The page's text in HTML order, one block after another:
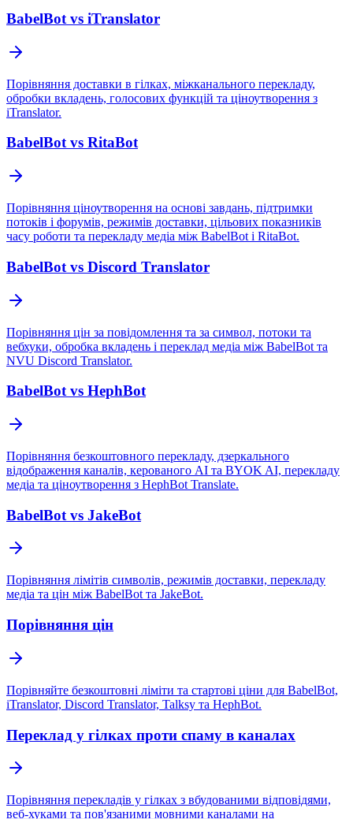
BabelBot vs iTranslator
Порівняння доставки в гілках, міжканального перекладу,
обробки вкладень, голосових функцій та ціноутворення з
iTranslator.
BabelBot vs RitaBot
Порівняння ціноутворення на основі завдань, підтримки
потоків і форумів, режимів доставки, цільових показників
часу роботи та перекладу медіа між BabelBot і RitaBot.
BabelBot vs Discord Translator
Порівняння цін за повідомлення та за символ, потоки та
вебхуки, обробка вкладень і переклад медіа між BabelBot та
NVU Discord Translator.
BabelBot vs HephBot
Порівняння безкоштовного перекладу, дзеркального
відображення каналів, керованого AI та BYOK AI, перекладу
медіа та ціноутворення з HephBot Translate.
BabelBot vs JakeBot
Порівняння лімітів символів, режимів доставки, перекладу
медіа та цін між BabelBot та JakeBot.
Порівняння цін
Порівняйте безкоштовні ліміти та стартові ціни для BabelBot,
iTranslator, Discord Translator, Talksy та HephBot.
Переклад у гілках проти спаму в каналах
Порівняння перекладів у гілках з вбудованими відповідями,
веб-хуками та пов'язаними мовними каналами на